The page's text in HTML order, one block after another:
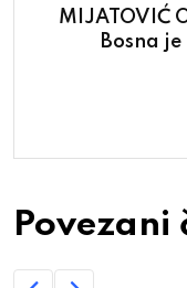
MIJATOVIĆ
Bosna
Povezani